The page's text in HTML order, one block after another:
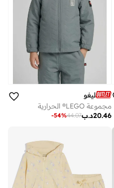
ليغو
مجموعة LEGO® الحرارية
د.ب20.46
44.07
-54%